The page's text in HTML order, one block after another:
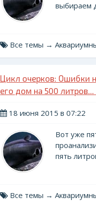
выбираем
Все темы →
Цикл очерков: Ошибки
его дом на 500
18 июня 2015 в 07:22
Вот уже
пять
Все темы →